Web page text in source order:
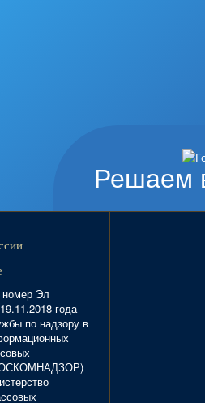
Решаем
номер Эл
года
по надзору в